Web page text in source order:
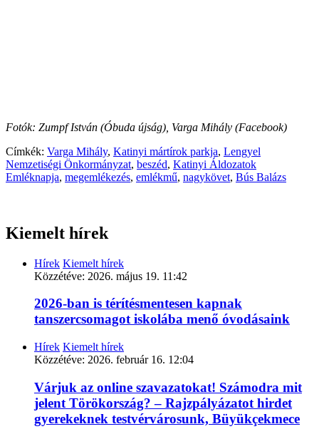
Fotók: Zumpf István (Óbuda újság), Varga Mihály (Facebook)
Címkék: Varga Mihály, Katinyi mártírok parkja, Lengyel
Nemzetiségi Önkormányzat, beszéd, Katinyi Áldozatok
Emléknapja, megemlékezés, emlékmű, nagykövet, Bús Balázs
Kiemelt hírek
Hírek Kiemelt hírek
Közzétéve: 2026. május 19. 11:42
2026-ban is térítésmentesen kapnak
tanszercsomagot iskolába menő óvodásaink
Hírek Kiemelt hírek
Közzétéve: 2026. február 16. 12:04
Várjuk az online szavazatokat! Számodra mit
jelent Törökország? – Rajzpályázatot hirdet
gyerekeknek testvérvárosunk, Büyükçekmece